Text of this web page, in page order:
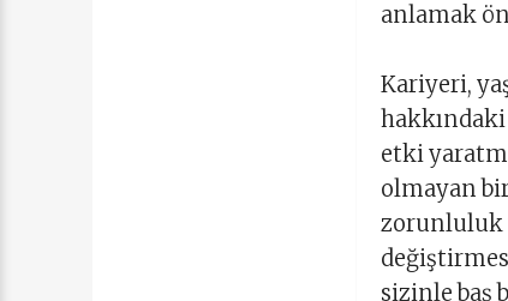
anlamak
Kariyeri,
hakkındaki
etki
olmayan
zorunluluk
sizinle baş